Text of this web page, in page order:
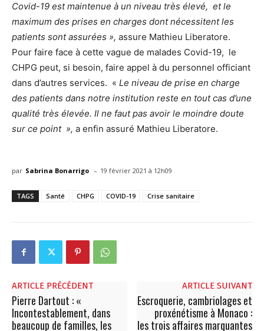
Covid-19 est maintenue à un niveau très élevé, et le
maximum des prises en charges dont nécessitent les
patients sont assurées », assure Mathieu Liberatore.
Pour faire face à cette vague de malades Covid-19, le
CHPG peut, si besoin, faire appel à du personnel officiant
dans d’autres services. « Le niveau de prise en charge
des patients dans notre institution reste en tout cas d’une
qualité très élevée. Il ne faut pas avoir le moindre doute
sur ce point », a enfin assuré Mathieu Liberatore.
par Sabrina Bonarrigo - 19 février 2021 à 12h09
TAGS Santé CHPG COVID-19 Crise sanitaire
ARTICLE PRÉCÉDENT
Pierre Dartout : «
Incontestablement, dans
beaucoup de familles, les
ARTICLE SUIVANT
Escroquerie, cambriolages et
proxénétisme à Monaco :
les trois affaires marquantes